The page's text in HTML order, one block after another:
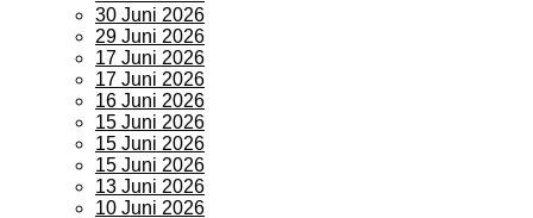
30 Juni 2026
29 Juni 2026
17 Juni 2026
17 Juni 2026
16 Juni 2026
15 Juni 2026
15 Juni 2026
15 Juni 2026
13 Juni 2026
10 Juni 2026